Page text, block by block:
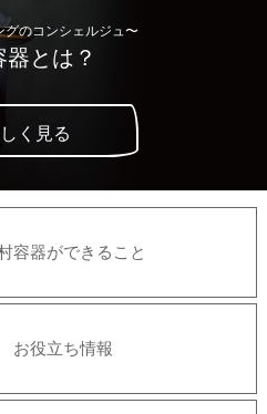
グのコンシェルジュ〜
とは？
く見る
容器ができること
お役立ち情報